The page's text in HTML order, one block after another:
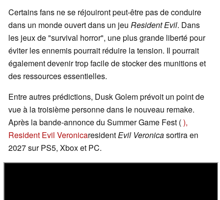
Certains fans ne se réjouiront peut-être pas de conduire
dans un monde ouvert dans un jeu Resident Evil. Dans
les jeux de "survival horror", une plus grande liberté pour
éviter les ennemis pourrait réduire la tension. Il pourrait
également devenir trop facile de stocker des munitions et
des ressources essentielles.
Entre autres prédictions, Dusk Golem prévoit un point de
vue à la troisième personne dans le nouveau remake.
Après la bande-annonce du Summer Game Fest (),
Resident Evil VeronicaresidentEvil Veronicasortira en
2027 sur PS5, Xbox et PC.